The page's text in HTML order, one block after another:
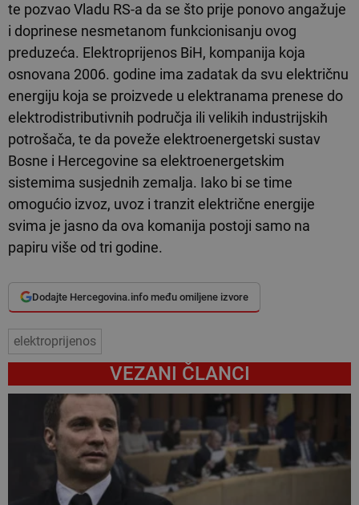
te pozvao Vladu RS-a da se što prije ponovo angažuje
i doprinese nesmetanom funkcionisanju ovog
preduzeća. Elektroprijenos BiH, kompanija koja
osnovana 2006. godine ima zadatak da svu električnu
energiju koja se proizvede u elektranama prenese do
elektrodistributivnih područja ili velikih industrijskih
potrošača, te da poveže elektroenergetski sustav
Bosne i Hercegovine sa elektroenergetskim
sistemima susjednih zemalja. Iako bi se time
omogućio izvoz, uvoz i tranzit električne energije
svima je jasno da ova komanija postoji samo na
papiru više od tri godine.
Dodajte Hercegovina.info među omiljene izvore
elektroprijenos
VEZANI ČLANCI